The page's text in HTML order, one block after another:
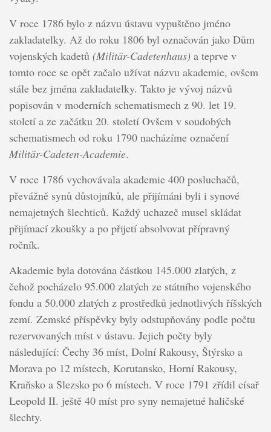
V roce 1786 bylo z názvu ústavu vypuštěno jméno
zakladatelky. Až do roku 1806 byl označován jako Dům
vojenských kadetů (Militär-Cadetenhaus)a teprve v
tomto roce se opět začalo užívat názvu akademie, ovšem
stále bez jména zakladatelky. Takto je vývoj názvů
popisován v moderních schematismech z 90. let 19.
století a ze začátku 20. století Ovšem v soudobých
schematismech od roku 1790 nacházíme označení
Militär-Cadeten-Academie.
V roce 1786 vychovávala akademie 400 posluchačů,
převážně synů důstojníků, ale přijímáni byli i synové
nemajetných šlechticů. Každý uchazeč musel skládat
přijímací zkoušky a po přijetí absolvovat přípravný
ročník.
Akademie byla dotována částkou 145.000 zlatých, z
čehož pocházelo 95.000 zlatých ze státního vojenského
fondu a 50.000 zlatých z prostředků jednotlivých říšských
zemí. Zemské příspěvky byly odstupňovány podle počtu
rezervovaných míst v ústavu. Jejich počty byly
následující: Čechy 36 míst, Dolní Rakousy, Štýrsko a
Morava po 12 místech, Korutansko, Horní Rakousy,
Kraňsko a Slezsko po 6 místech. V roce 1791 zřídil císař
Leopold II. ještě 40 míst pro syny nemajetné haličské
šlechty.